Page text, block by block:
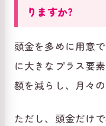
りますか?
頭金を多めに用意
に大きなプラス要
額を減らし、月々
ただし、頭金だけ